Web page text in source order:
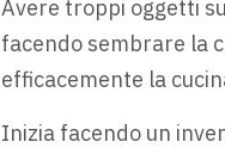
Avere troppi oggetti
facendo sembrare la
efficacemente la
Inizia facendo un